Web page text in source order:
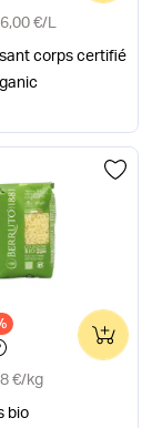
€/ L
corps certifié
€/ kg
bio
0